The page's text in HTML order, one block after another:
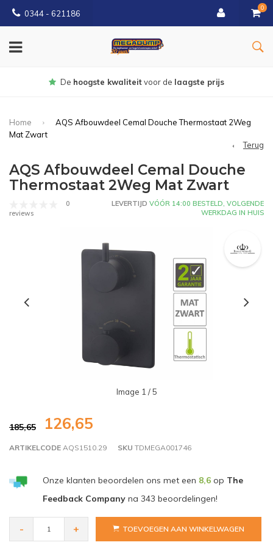
0344 - 621186
0
Gratisbezorgd vanaf € 150
Home
AQS Afbouwdeel Cemal Douche Thermostaat 2Weg
Mat Zwart
Terug
AQS Afbouwdeel Cemal Douche
Thermostaat 2Weg Mat Zwart
0
reviews
LEVERTIJD VÓÓR 14:00 BESTELD, VOLGENDE
WERKDAG IN HUIS
Image 1 / 5
185,65 126,65
ARTIKELCODE AQS1510.29 SKU TDMEGA001746
Onze klanten beoordelen ons met een 8,6op The
Feedback Companyna 343 beoordelingen!
- + TOEVOEGEN AAN WINKELWAGEN